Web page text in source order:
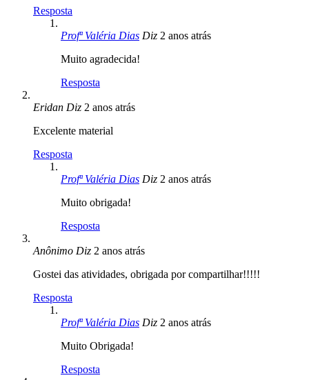
Resposta
Profª Valéria Dias Diz 2 anos atrás
Muito agradecida!
Resposta
Eridan Diz 2 anos atrás
Excelente material
Resposta
Profª Valéria Dias Diz 2 anos atrás
Muito obrigada!
Resposta
Anônimo Diz 2 anos atrás
Gostei das atividades, obrigada por compartilhar!!!!!
Resposta
Profª Valéria Dias Diz 2 anos atrás
Muito Obrigada!
Resposta